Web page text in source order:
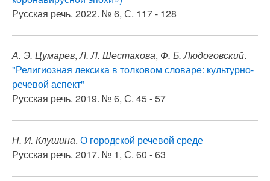
Русская речь. 2022. № 6, С. 117 - 128
А. Э. Цумарев,Л. Л. Шестакова, Ф. Б. Людоговский.
"Религиозная лексика в толковом словаре: культурно-
речевой аспект"
Русская речь. 2019. № 6, С. 45 - 57
Н. И. Клушина. О городской речевой среде
Русская речь. 2017. № 1, С. 60 - 63